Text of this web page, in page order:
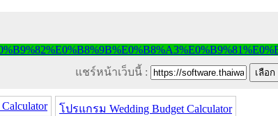
แชร์หน้าเว็บนี้ :
โปรแกรม Wedding Budget Calculator